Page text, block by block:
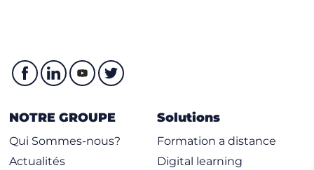
NOTRE GROUPE
Qui Sommes-nous?
Actualités
Solutions
Formation a distance
Digital learning